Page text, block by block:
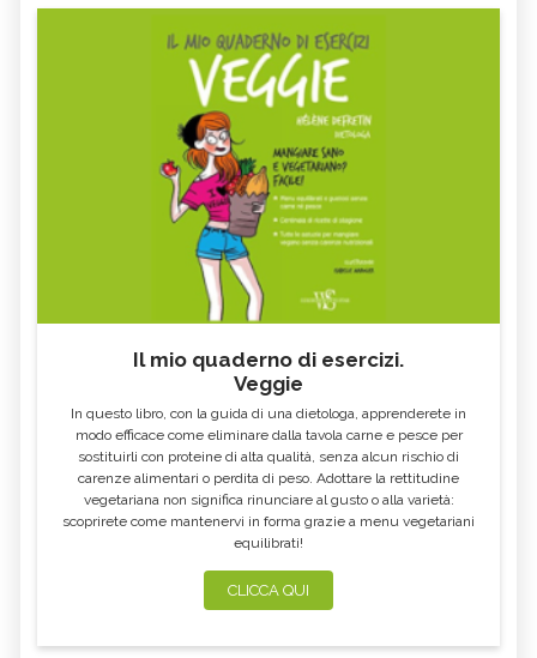
Il mio quaderno di esercizi.
Veggie
In questo libro, con la guida di una dietologa, apprenderete in
modo efficace come eliminare dalla tavola carne e pesce per
sostituirli con proteine di alta qualità, senza alcun rischio di
carenze alimentari o perdita di peso. Adottare la rettitudine
vegetariana non significa rinunciare al gusto o alla varietà:
scoprirete come mantenervi in forma grazie a menu vegetariani
equilibrati!
CLICCA QUI